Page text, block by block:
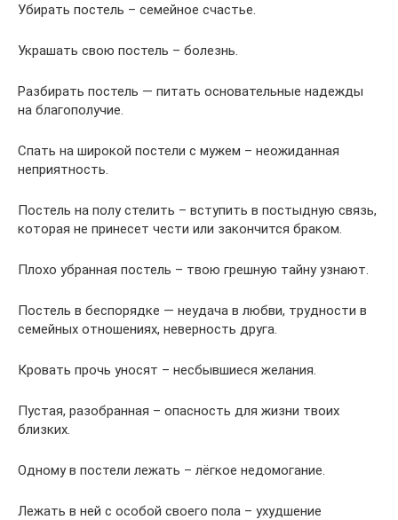
Убирать постель – семейное счастье.
Украшать свою постель – болезнь.
Разбирать постель — питать основательные надежды
на благополучие.
Спать на широкой постели с мужем – неожиданная
неприятность.
Постель на полу стелить – вступить в постыдную связь,
которая не принесет чести или закончится браком.
Плохо убранная постель – твою грешную тайну узнают.
Постель в беспорядке — неудача в любви, трудности в
семейных отношениях, неверность друга.
Кровать прочь уносят – несбывшиеся желания.
Пустая, разобранная – опасность для жизни твоих
близких.
Одному в постели лежать – лёгкое недомогание.
Лежать в ней с особой своего пола – ухудшение